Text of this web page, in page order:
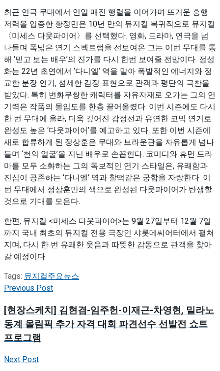
최근 연극 무대에서 연일 매진 행렬을 이어가며 뜨거운 흥행
저력을 입증한 황정민은 10년 만의 뮤지컬 복귀작으로 뮤지컬
〈미세스 다웃파이어〉를 선택했다. 영화, 드라마, 연극을 넘
나들며 폭넓은 연기 스펙트럼을 선보여온 그는 이번 무대를 통
해 ‘믿고 보는 배우’의 진가를 다시 한번 보여줄 전망이다. 정성
화는 22년 초연에서 ‘다니엘’ 역을 맡아 폭발적인 에너지와 정
교한 분장 연기, 섬세한 감정 표현으로 관객과 평단의 극찬을
받았다. 특히 변화무쌍한 캐릭터를 자유자재로 오가는 그의 연
기력은 작품의 몰입도를 한층 끌어올렸다. 이번 시즌에도 다시
한 번 무대에 올라, 더욱 깊어진 감정선과 유연한 코믹 연기로
완성도 높은 ‘다웃파이어’를 예고하고 있다. 또한 이번 시즌에
새로 합류하게 된 정상훈은 무대와 브라운관을 자유롭게 넘나
들며 ‘천의 얼굴’을 지닌 배우로 손꼽힌다. 코미디와 휴먼 드라
마를 모두 소화하는 그의 독보적인 연기 스타일은, 유쾌함과
진심이 공존하는 ‘다니엘’ 역과 찰떡같은 궁합을 자랑한다. 이
번 무대에서 정상훈만의 색으로 완성된 다웃파이어가 탄생할
것으로 기대를 모은다.
한편, 뮤지컬 <미세스 다웃파이어>는 9월 27일부터 12월 7일
까지 국내 최초의 뮤지컬 전용 극장인 샤롯데씨어터에서 펼쳐
지며, 다시 한 번 유쾌한 웃음과 따뜻한 감동으로 관객을 찾아
갈 예정이다.
Tags: 뮤지컬주요뉴스
Previous Post
[현장스케치] 김현겸-임주헌-이재근-차영현, 밀라노
동계 올림픽 추가 자격 대회 파견선수 선발전 쇼트
프로그램
Next Post